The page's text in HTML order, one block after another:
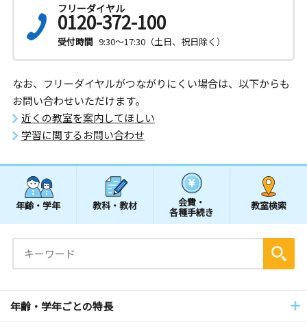
フリーダイヤル
0120-372-100
受付時間 9:30～17:30（土日、祝日除く）
なお、フリーダイヤルがつながりにくい場合は、以下からも
お問い合わせいただけます。
近くの教室を案内してほしい
学習に関するお問い合わせ
年齢・学年 教科・教材 会費・
各種手続き
教室検索
年齢・学年ごとの特長